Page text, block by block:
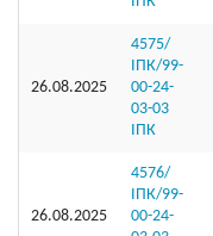
26.08.2025
4575/
ІПК/99-
00-24-
03-03
ІПК
26.08.2025
4576/
ІПК/99-
00-24-